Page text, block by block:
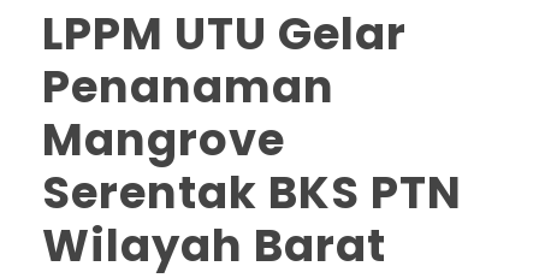
LPPM UTU Gelar
Penanaman
Mangrove
Serentak BKS PTN
Wilayah Barat